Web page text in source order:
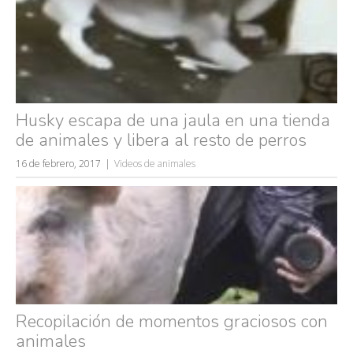
Husky escapa de una jaula en una tienda
de animales y libera al resto de perros
16 de febrero, 2017 Videos de animales
Recopilación de momentos graciosos con
animales